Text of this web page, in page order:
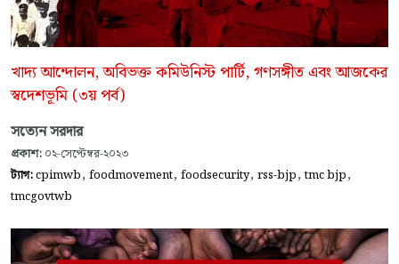
খাদ্য আন্দোলন, অবিভক্ত কমিউনিস্ট পার্টি, গণসঙ্গীত এবং আজকের
স্বদেশভূমি (৩য় পর্ব)
সত্যেন সরদার
প্রকাশ: ০২-সেপ্টেম্বর-২০২৩
ট্যাগ:cpimwb, foodmovement, foodsecurity, rss-bjp,tmc bjp,
tmcgovtwb